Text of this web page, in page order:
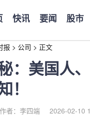
快讯 要闻 股市
报 > 公司 > 正文
：美国人
！
作者：李四端 2026-02-10